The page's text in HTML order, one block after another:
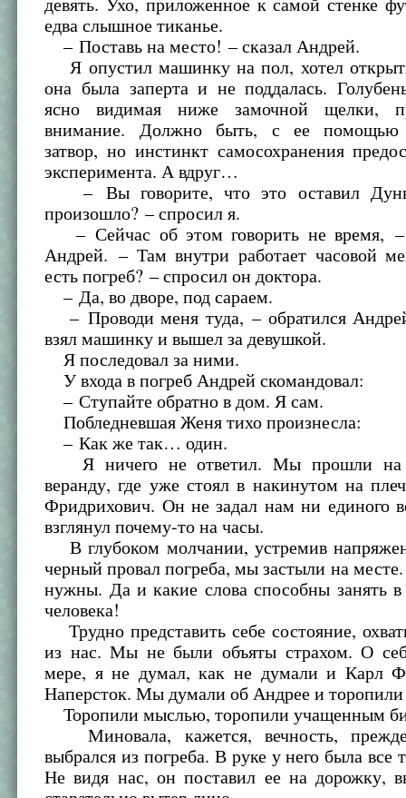
едва слышное тиканье.
– Поставь на место! – сказал Андрей.
Я опустил машинку на пол, хотел
она была заперта и не поддалась.
ясно видимая ниже замочной щелки,
внимание. Должно быть, с ее помощью
затвор, но инстинкт самосохранения
эксперимента. А вдруг…
– Вы говорите, что это оставил
произошло? – спросил я.
– Сейчас об этом говорить не время, –
Андрей. – Там внутри работает часовой
есть погреб? – спросил он доктора.
– Да, во дворе, под сараем.
– Проводи меня туда, – обратился
взял машинку и вышел за девушкой.
Я последовал за ними.
У входа в погреб Андрей скомандовал:
– Ступайте обратно в дом. Я сам.
Побледневшая Женя тихо произнесла:
– Как же так… один.
Я ничего не ответил. Мы прошли на
веранду, где уже стоял в накинутом на
Фридрихович. Он не задал нам ни единого
взглянул почему-то на часы.
В глубоком молчании, устремив
черный провал погреба, мы застыли на
нужны. Да и какие слова способны занять
человека!
Трудно представить себе состояние,
из нас. Мы не были объяты страхом. О
мере, я не думал, как не думали и Карл
Наперсток. Мы думали об Андрее и
Торопили мыслью, торопили учащенным
Миновала, кажется, вечность,
выбрался из погреба. В руке у него была
Не видя нас, он поставил ее на дорожку,